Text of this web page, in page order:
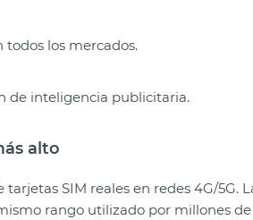
los mercados.
de inteligencia publicitaria.
alto
SIM reales en redes 4G/5G.
rango utilizado por millones